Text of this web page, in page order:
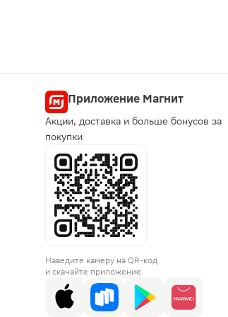
Приложение Магнит
Акции, доставка и больше бонусов за
покупки
Наведите камеру на QR-код
и скачайте приложение